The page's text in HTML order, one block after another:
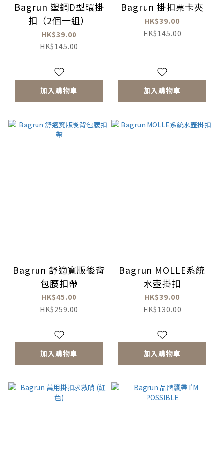
Bagrun 塑鋼D型環掛
扣（2個一組）
HK$39.00
HK$145.00
加入購物車
Bagrun 掛扣票卡夾
HK$39.00
HK$145.00
加入購物車
Bagrun 舒適寬版後背
包腰扣帶
HK$45.00
HK$259.00
加入購物車
Bagrun MOLLE系統
水壺掛扣
HK$39.00
HK$130.00
加入購物車